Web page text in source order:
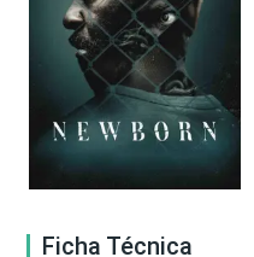
Ficha Técnica